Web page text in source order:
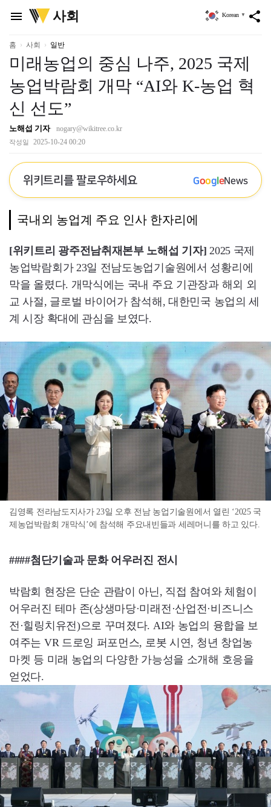
menu
위
키
리
사회 share
Korean ▼
홈 사회 일반
미래농업의 중심 나주, 2025 국제
농업박람회 개막 “AI와 K-농업 혁
신 선도”
노해섭 기자 nogary@wikitree.co.kr
작성일 2025-10-24 00:20
위키트리를 팔로우하세요 GoogleNews
국내외 농업계 주요 인사 한자리에
[위키트리 광주전남취재본부 노해섭 기자] 2025 국제
농업박람회가 23일 전남도농업기술원에서 성황리에
막을 올렸다. 개막식에는 국내 주요 기관장과 해외 외
교 사절, 글로벌 바이어가 참석해, 대한민국 농업의 세
계 시장 확대에 관심을 보였다.
김영록 전라남도지사가 23일 오후 전남 농업기술원에서 열린 ‘2025 국
제농업박람회 개막식’에 참석해 주요내빈들과 세레머니를 하고 있다.
####첨단기술과 문화 어우러진 전시
박람회 현장은 단순 관람이 아닌, 직접 참여와 체험이
어우러진 테마 존(상생마당·미래전·산업전·비즈니스
전·힐링치유전)으로 꾸며졌다. AI와 농업의 융합을 보
여주는 VR 드로잉 퍼포먼스, 로봇 시연, 청년 창업농
마켓 등 미래 농업의 다양한 가능성을 소개해 호응을
얻었다.